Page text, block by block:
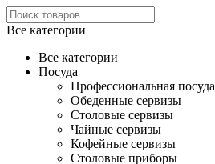
Все категории
Все категории
Посуда
Профессиональная посуда
Обеденные сервизы
Столовые сервизы
Чайные сервизы
Кофейные сервизы
Столовые приборы